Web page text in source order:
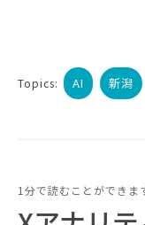
Topics: AI 新潟
1分で読むことができま